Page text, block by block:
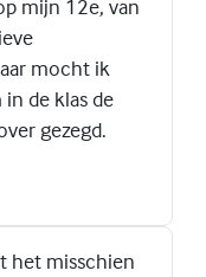
mijn 12e, van
mocht ik
de klas de
gezegd.
het misschien